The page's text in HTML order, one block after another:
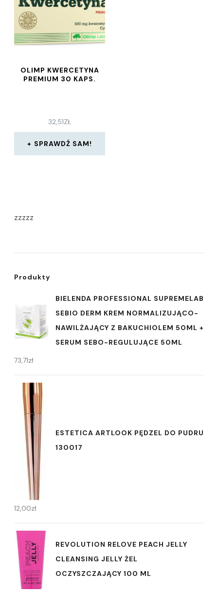
OLIMP KWERCETYNA
PREMIUM 30 KAPS.
32,51ZŁ
SPRAWDŹ SAM!
zzzzz
Produkty
BIELENDA PROFESSIONAL SUPREMELAB
SEBIO DERM KREM NORMALIZUJĄCO-
NAWILŻAJĄCY Z BAKUCHIOLEM 50ML +
SERUM SEBO-REGULUJĄCE 50ML
73,71zł
ESTETICA ARTLOOK PĘDZEL DO PUDRU
130017
12,00zł
REVOLUTION RELOVE PEACH JELLY
CLEANSING JELLY ŻEL
OCZYSZCZAJĄCY 100 ML